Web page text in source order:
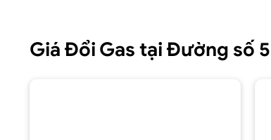
Giá Đổi Gas tại Đường số